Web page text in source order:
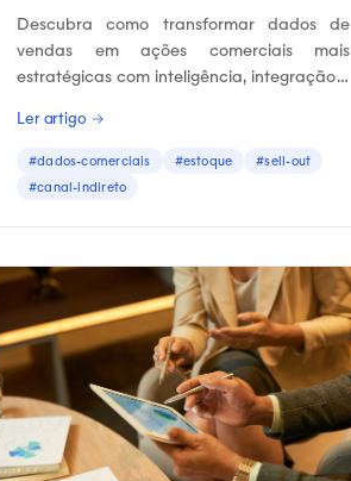
Descubra como transformar dados de
vendas em ações comerciais mais
estratégicas com inteligência, integração e
Ler artigo →
#dados-comerciais #estoque
#sell-out
#canal-indireto